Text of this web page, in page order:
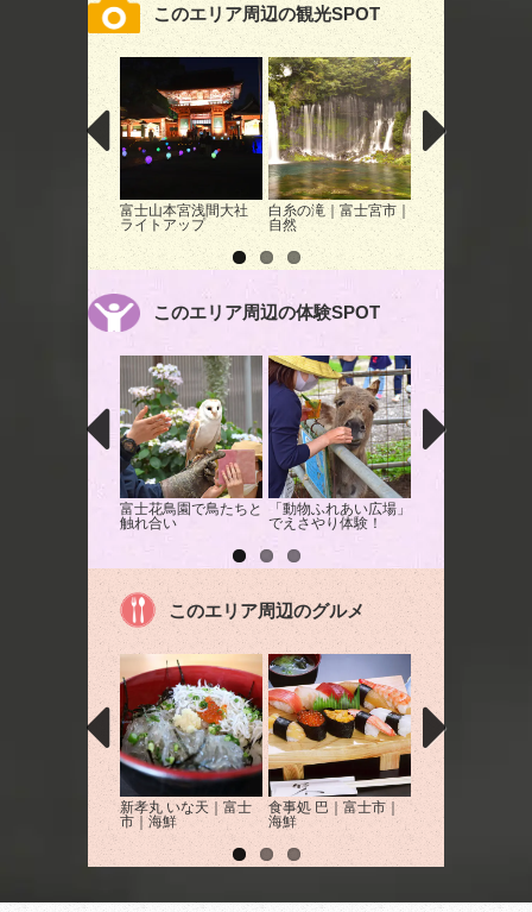
このエリア周辺の観光SPOT
富士山本宮浅間大社
ライトアップ
白糸の滝｜富士宮市｜
自然
ふじさん紙と灯
ージェント｜富
イベント
このエリア周辺の体験SPOT
富士花鳥園で鳥たちと
触れ合い
「動物ふれあい広場」
でえさやり体験！
このエリア周辺のグルメ
新孝丸 いな天｜富士
市｜海鮮
食事処 巴｜富士市｜
海鮮
｜カフェ